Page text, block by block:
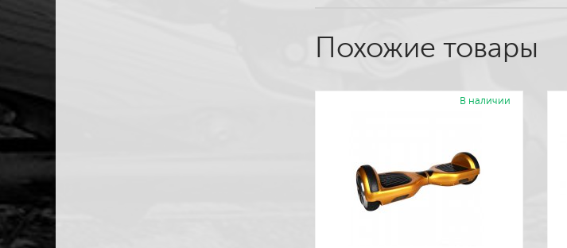
Похожие товары
В наличии